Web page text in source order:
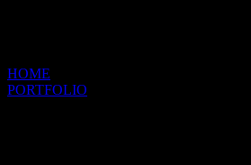
HOME
PORTFOLIO